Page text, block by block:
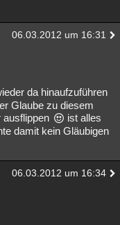
06.03.2012 um 16:31
da hinaufzuführen
Glaube zu diesem
ausflippen
ist alles
damit kein Gläubigen
06.03.2012 um 16:34